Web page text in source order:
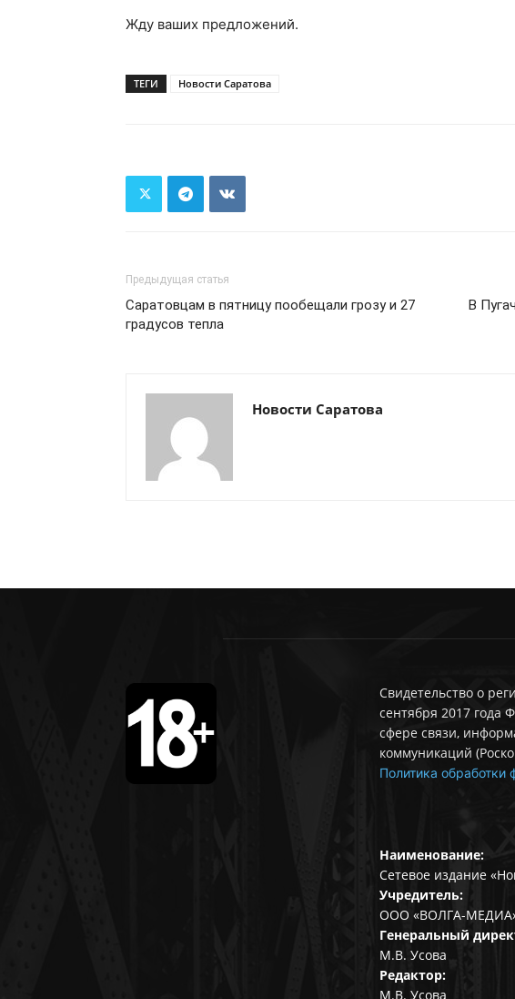
Жду ваших предложений.
ТЕГИ Новости Саратова
Предыдущая статья
Саратовцам в пятницу пообещали грозу и 27
градусов тепла
В
Новости Саратова
Свидетельство о
сентября 2017 года
сфере связи,
коммуникаций
Политика обработки
Наименование:
Сетевое издание
Учредитель:
ООО «ВОЛГА-
Генеральный
М.В. Усова
Редактор:
М.В. Усова